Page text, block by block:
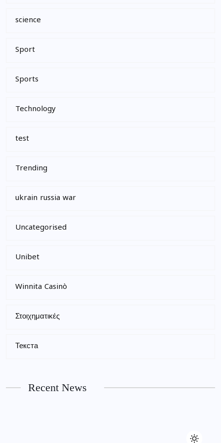
science
Sport
Sports
Technology
test
Trending
ukrain russia war
Uncategorised
Unibet
Winnita Casinò
Στοιχηματικές
Текста
Recent News